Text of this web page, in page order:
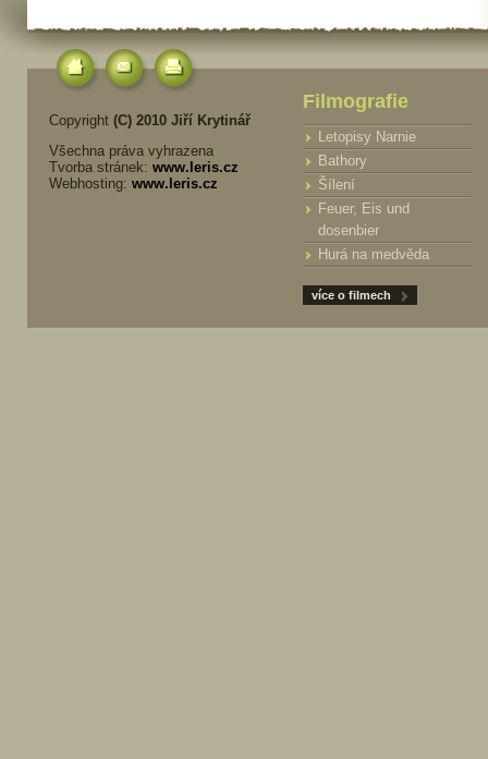
Copyright (C) 2010 Jiří Krytinář
Všechna práva vyhrazena
Tvorba stránek: www.leris.cz
Webhosting: www.leris.cz
Filmografie
Letopisy Narnie
Bathory
Šílení
Feuer, Eis und
dosenbier
Hurá na medvěda
více o filmech